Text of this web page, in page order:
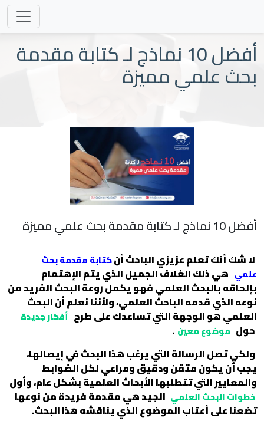
أفضل 10 نماذج لـ كتابة مقدمة
بحث علمي مميزة
أفضل 10 نماذج لـ كتابة مقدمة بحث علمي مميزة
لا شك أنك تعلم عزيزي الباحث أنكتابة مقدمة بحث
علمي هي ذلك الغلاف الجميل الذي يتم الإهتمام
بإلحاقه بالبحث العلمي فهو يكمل روعة البحث الفريد من
نوعه الذي قدمه الباحث العلمي، ولأننا نعلم أن البحث
العلمي هو الوجهة التي تساعدك على طرح أفكار جديدة
حول موضوع معين .
ولكي تصل الرسالة التي يرغب هذا البحث في إيصالها،
يجب أن يكون متقن ودقيق ومراعي لكل الضوابط
والمعايير التي تتطلبها الأبحاث العلمية بشكل عام، وأول
خطوات البحث العلمي الجيد هي مقدمة فريدة من نوعها
تضعنا على أعتاب الموضوع الذي يناقشه هذا البحث.